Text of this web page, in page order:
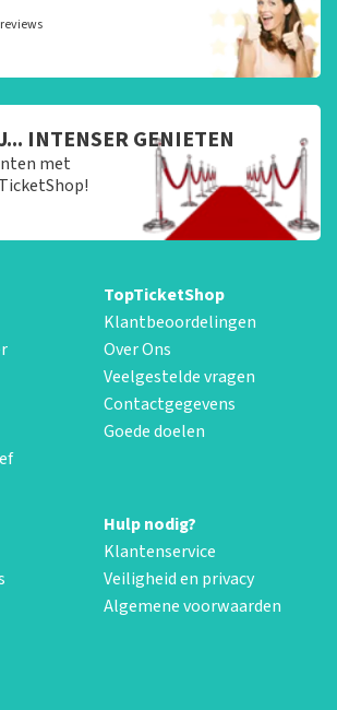
reviews
INTENSER GENIETEN
met
TopTicketShop
Klantbeoordelingen
Over Ons
Veelgestelde vragen
Contactgegevens
Goede doelen
Hulp nodig?
Klantenservice
Veiligheid en privacy
Algemene voorwaarden